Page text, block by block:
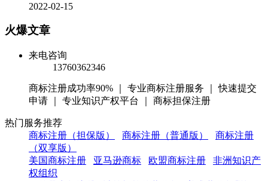
2022-02-15
火爆文章
来电咨询
13760362346
商标注册成功率90% ｜ 专业商标注册服务 ｜ 快速提交
申请 ｜ 专业知识产权平台 ｜ 商标担保注册
热门服务推荐
商标注册（担保版）
商标注册（普通版）
商标注册
（双享版）
美国商标注册
亚马逊商标 欧盟商标注册
非洲知识产
权组织